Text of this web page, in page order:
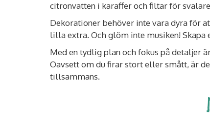
citronvatten i karaffer och filtar för
Dekorationer behöver inte vara dyra för
lilla extra. Och glöm inte musiken!
Med en tydlig plan och fokus på detaljer
Oavsett om du firar stort eller smått, är
tillsammans.